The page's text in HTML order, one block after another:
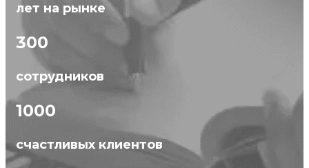
лет на рынке
300
сотрудников
1000
счастливых клиентов